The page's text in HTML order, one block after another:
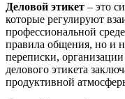
Деловой этикет – это
которые регулируют
профессиональной
правила общения, но и
переписки,
делового этикета
продуктивной